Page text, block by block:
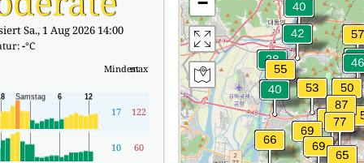
Sa., 1 Aug 2026 14:00
-°C
Mindestmax
17 122
10 60